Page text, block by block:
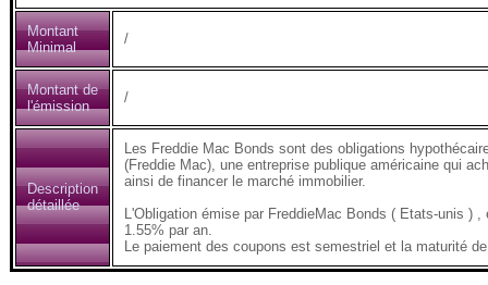
Montant
Minimal
/
Montant de
l'émission
/
Description
détaillée
Les Freddie Mac Bonds sont des obligations
(Freddie Mac), une entreprise publique américaine qui
ainsi de financer le marché immobilier.
L'Obligation émise par FreddieMac Bonds ( Etats-unis )
1.55% par an.
Le paiement des coupons est semestriel et la maturité